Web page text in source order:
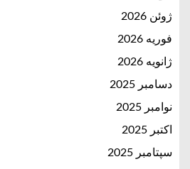
ژوئن 2026
فوریه 2026
ژانویه 2026
دسامبر 2025
نوامبر 2025
اکتبر 2025
سپتامبر 2025